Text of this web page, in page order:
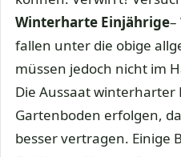
Winterharte Einjährige–
fallen unter die obige
müssen jedoch nicht im
Die Aussaat
Gartenboden erfolgen,
besser vertragen. Einige